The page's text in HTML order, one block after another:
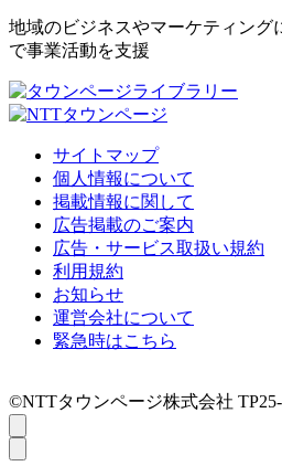
地域のビジネスやマーケティング
で事業活動を支援
サイトマップ
個人情報について
掲載情報に関して
広告掲載のご案内
広告・サービス取扱い規約
利用規約
お知らせ
運営会社について
緊急時はこちら
©NTTタウンページ株式会社 TP25-